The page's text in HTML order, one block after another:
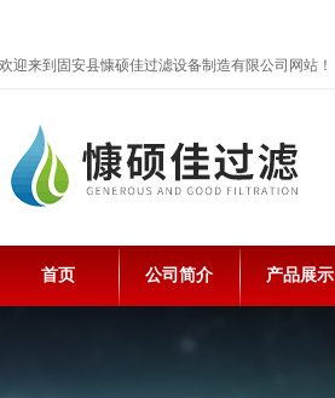
欢迎来到固安县慷硕佳过滤设备制造有限公司网站！
首页 公司简介 产品展示